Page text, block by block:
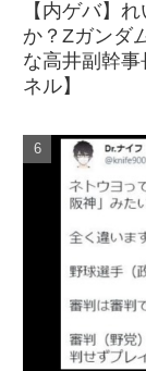
【内ゲバ】
か？Zガンダ
な高井副幹
ネル】